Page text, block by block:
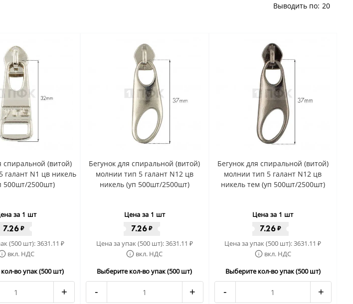
Выводить по: 20
спиральной (витой)
галант N1 цв никель
500шт/2500шт)
за 1 шт
7.26₽
(500 шт):3631.11₽
вкл. НДС
во упак (500 шт)
+
Бегунок для спиральной (витой)
молнии тип 5 галант N12 цв
никель (уп 500шт/2500шт)
Цена за 1 шт
7.26₽
Цена за упак (500 шт):3631.11 ₽
вкл. НДС
Выберите кол-во упак (500 шт)
- +
Бегунок для спиральной (витой)
молнии тип 5 галант N12 цв
никель тем (уп 500шт/2500шт)
Цена за 1 шт
7.26₽
Цена за упак (500 шт):3631.11₽
вкл. НДС
Выберите кол-во упак (500 шт)
- +